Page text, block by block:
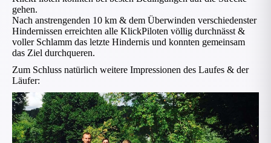
gehen.
Nach anstrengenden 10 km & dem Überwinden verschiedenster
Hindernissen erreichten alle KlickPiloten völlig durchnässt &
voller Schlamm das letzte Hindernis und konnten gemeinsam
das Ziel durchqueren.
Zum Schluss natürlich weitere Impressionen des Laufes & der
Läufer: